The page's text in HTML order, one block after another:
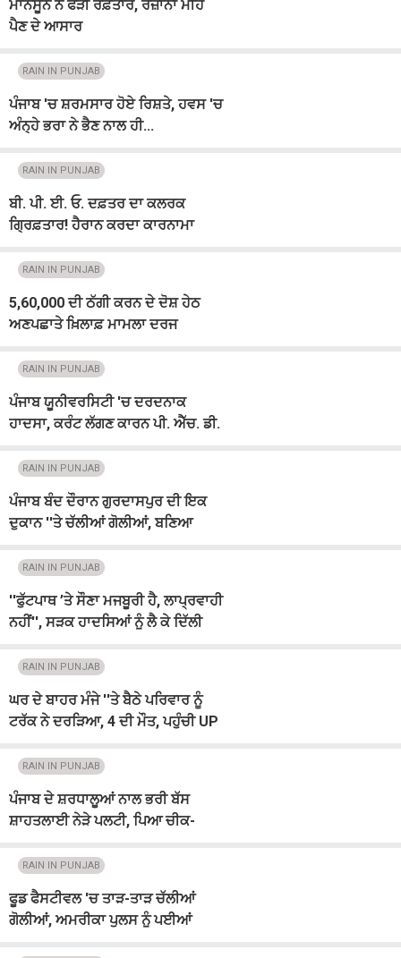
ਮਾਨਸੂਨ ਨੇ ਫੜੀ ਰਫ਼ਤਾਰ, ਰੋਜ਼ਾਨਾ ਮੀਂਹ
ਪੈਣ ਦੇ ਆਸਾਰ
RAIN IN PUNJAB
ਪੰਜਾਬ 'ਚ ਸ਼ਰਮਸਾਰ ਹੋਏ ਰਿਸ਼ਤੇ, ਹਵਸ 'ਚ
ਅੰਨ੍ਹੇ ਭਰਾ ਨੇ ਭੈਣ ਨਾਲ ਹੀ...
RAIN IN PUNJAB
ਬੀ. ਪੀ. ਈ. ਓ. ਦਫ਼ਤਰ ਦਾ ਕਲਰਕ
ਗ੍ਰਿਫ਼ਤਾਰ! ਹੈਰਾਨ ਕਰਦਾ ਕਾਰਨਾਮਾ
RAIN IN PUNJAB
5,60,000 ਦੀ ਠੱਗੀ ਕਰਨ ਦੇ ਦੋਸ਼ ਹੇਠ
ਅਣਪਛਾਤੇ ਖ਼ਿਲਾਫ਼ ਮਾਮਲਾ ਦਰਜ
RAIN IN PUNJAB
ਪੰਜਾਬ ਯੂਨੀਵਰਸਿਟੀ 'ਚ ਦਰਦਨਾਕ
ਹਾਦਸਾ, ਕਰੰਟ ਲੱਗਣ ਕਾਰਨ ਪੀ. ਐੱਚ. ਡੀ.
RAIN IN PUNJAB
ਪੰਜਾਬ ਬੰਦ ਦੌਰਾਨ ਗੁਰਦਾਸਪੁਰ ਦੀ ਇਕ
ਦੁਕਾਨ ''ਤੇ ਚੱਲੀਆਂ ਗੋਲੀਆਂ, ਬਣਿਆ
RAIN IN PUNJAB
''ਫੁੱਟਪਾਥ ’ਤੇ ਸੌਣਾ ਮਜਬੂਰੀ ਹੈ, ਲਾਪ੍ਰਵਾਹੀ
ਨਹੀਂ'', ਸੜਕ ਹਾਦਸਿਆਂ ਨੂੰ ਲੈ ਕੇ ਦਿੱਲੀ
RAIN IN PUNJAB
ਘਰ ਦੇ ਬਾਹਰ ਮੰਜੇ ''ਤੇ ਬੈਠੇ ਪਰਿਵਾਰ ਨੂੰ
ਟਰੱਕ ਨੇ ਦਰੜਿਆ, 4 ਦੀ ਮੌਤ, ਪਹੁੰਚੀ UP
RAIN IN PUNJAB
ਪੰਜਾਬ ਦੇ ਸ਼ਰਧਾਲੂਆਂ ਨਾਲ ਭਰੀ ਬੱਸ
ਸ਼ਾਹਤਲਾਈ ਨੇੜੇ ਪਲਟੀ, ਪਿਆ ਚੀਕ-
RAIN IN PUNJAB
ਫੂਡ ਫੈਸਟੀਵਲ 'ਚ ਤਾੜ-ਤਾੜ ਚੱਲੀਆਂ
ਗੋਲੀਆਂ, ਅਮਰੀਕਾ ਪੁਲਸ ਨੂੰ ਪਈਆਂ